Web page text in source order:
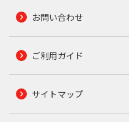
お問い合わせ
ご利用ガイド
サイトマップ